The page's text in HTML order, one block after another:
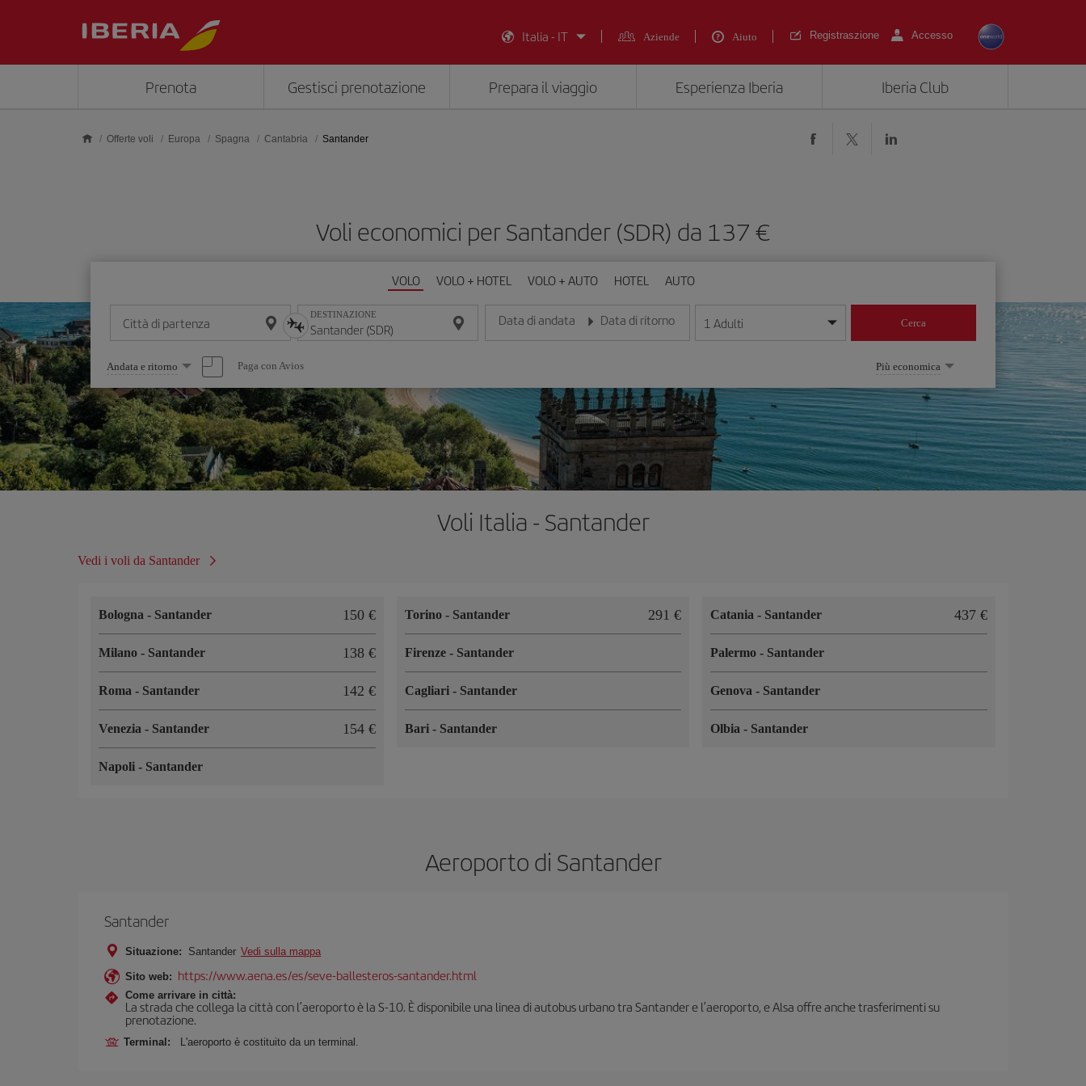
Italia - IT
Aziende Aiuto Registraszione Accesso
Prenota Gestisci prenotazione Prepara il viaggio Esperienza Iberia Iberia Club
Offerte voli Europa Spagna Cantabria Santander
Voli economici per Santander (SDR) da 137 €
VOLO VOLO + HOTEL VOLO + AUTO HOTEL AUTO
Città di partenza DESTINAZIONE Data di andata
Inserisci la data nel formato giorno/mese/anno
Data di ritorno
Inserisci la data nel formato giorno/mese/anno
1 Adulti Cerca
Seleziona
un'opzione
Andata e ritorno Paga con Avios Più economica
Voli Italia - Santander
Vedi i voli da Santander
Bologna - Santander 150 €
Milano - Santander 138 €
Roma - Santander 142 €
Venezia - Santander 154 €
Napoli - Santander
Torino - Santander 291 €
Firenze - Santander
Cagliari - Santander
Bari - Santander
Catania- Santander 437 €
Palermo- Santander
Genova- Santander
Olbia- Santander
Aeroporto di Santander
Santander
Situazione: Santander Vedi sulla mappa
Sito web: https://www.aena.es/es/seve-ballesteros-santander.html
Come arrivare in città:
La strada che collega la città con l’aeroporto è la S-10. È disponibile una linea di autobus urbano tra Santander e l’aeroporto, e Alsa offre anche trasferimenti su
prenotazione.
Terminal: L'aeroporto è costituito da un terminal.